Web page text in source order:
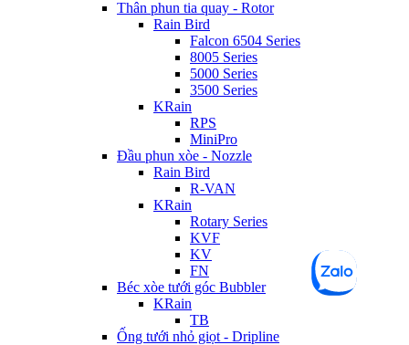
Thân phun tia quay - Rotor
Rain Bird
Falcon 6504 Series
8005 Series
5000 Series
3500 Series
KRain
RPS
MiniPro
Đầu phun xòe - Nozzle
Rain Bird
R-VAN
KRain
Rotary Series
KVF
KV
FN
Béc xòe tưới góc Bubbler
KRain
TB
Ống tưới nhỏ giọt - Dripline